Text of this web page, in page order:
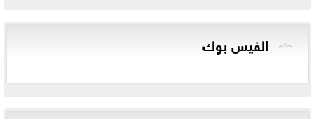
الفيس بوك